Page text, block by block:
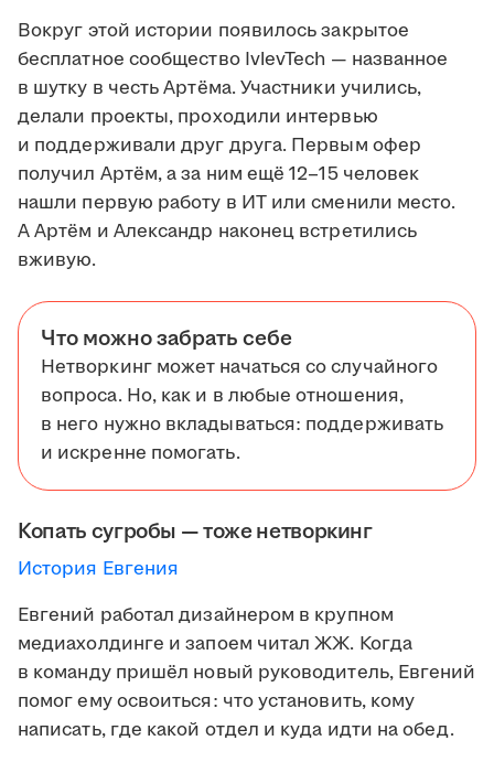
Вокруг этой истории появилось закрытое
бесплатное сообщество IvlevTech — названное
в шутку в честь Артёма. Участники учились,
делали проекты, проходили интервью
и поддерживали друг друга. Первым офер
получил Артём, а за ним ещё 12–15 человек
нашли первую работу в ИТ или сменили место.
А Артём и Александр наконец встретились
вживую.
Что можно забрать себе
Нетворкинг может начаться со случайного
вопроса. Но, как и в любые отношения,
в него нужно вкладываться: поддерживать
и искренне помогать.
Копать сугробы — тоже нетворкинг
История Евгения
Евгений работал дизайнером в крупном
медиахолдинге и запоем читал ЖЖ. Когда
в команду пришёл новый руководитель, Евгений
помог ему освоиться: что установить, кому
написать, где какой отдел и куда идти на обед.